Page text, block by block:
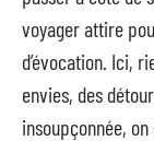
voyager attire
d’évocation. Ici,
envies, des
insoupçonnée,